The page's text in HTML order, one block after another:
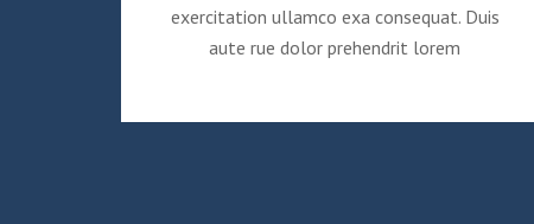
exercitation ullamco exa consequat. Duis
aute rue dolor prehendrit lorem